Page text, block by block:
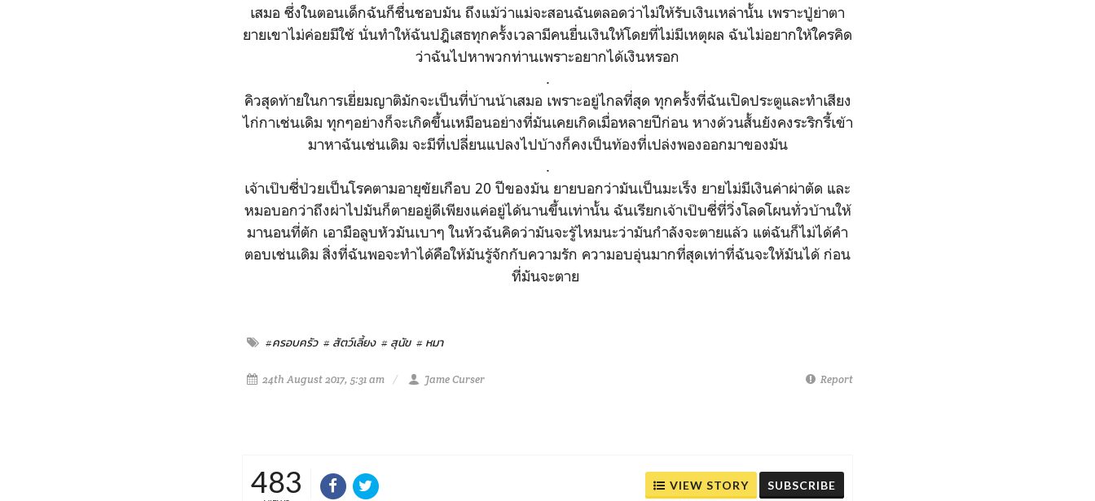
เสมอ ซึ่งในตอนเด็กฉันก็ชื่นชอบมัน ถึงแม้ว่าแม่จะสอนฉันตลอดว่าไม่ให้รับเงินเหล่านั้น เพราะปู่ย่าตา
ยายเขาไม่ค่อยมีใช้ นั่นทำให้ฉันปฎิเสธทุกครั้งเวลามีคนยื่นเงินให้โดยที่ไม่มีเหตุผล ฉันไม่อยากให้ใครคิด
ว่าฉันไปหาพวกท่านเพราะอยากได้เงินหรอก
.
คิวสุดท้ายในการเยี่ยมญาติมักจะเป็นที่บ้านน้าเสมอ เพราะอยู่ไกลที่สุด ทุกครั้งที่ฉันเปิดประตูและทำเสียง
ไก่กาเช่นเดิม ทุกๆอย่างก็จะเกิดขึ้นเหมือนอย่างที่มันเคยเกิดเมื่อหลายปีก่อน หางด้วนสั้นยังคงระริกรี้เข้า
มาหาฉันเช่นเดิม จะมีที่เปลี่ยนแปลงไปบ้างก็คงเป็นท้องที่เปล่งพองออกมาของมัน
.
เจ้าเป๊บซี่ป่วยเป็นโรคตามอายุขัยเกือบ 20 ปีของมัน ยายบอกว่ามันเป็นมะเร็ง ยายไม่มีเงินค่าผ่าตัด และ
หมอบอกว่าถึงผ่าไปมันก็ตายอยู่ดีเพียงแค่อยู่ได้นานขึ้นเท่านั้น ฉันเรียกเจ้าเป๊บซี่ที่วิ่งโลดโผนทั่วบ้านให้
มานอนที่ตัก เอามือลูบหัวมันเบาๆ ในหัวฉันคิดว่ามันจะรู้ไหมนะว่ามันกำลังจะตายแล้ว แต่ฉันก็ไม่ได้คำ
ตอบเช่นเดิม สิ่งที่ฉันพอจะทำได้คือให้มันรู้จักกับความรัก ความอบอุ่นมากที่สุดเท่าที่ฉันจะให้มันได้ ก่อน
ที่มันจะตาย
#ครอบครัว # สัตว์เลี้ยง # สุนัข # หมา
24th August 2017, 5:31 am Jame Curser Report
483 VIEW STORY SUBSCRIBE